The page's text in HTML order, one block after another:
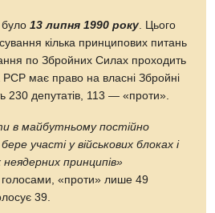
13 липня 1990 року . Цього
кілька принципових питань
по Збройних Силах проходить
РСР має право на власні Збройні
230 депутатів, 113 — «проти».
в майбутньому постійно
участі у військових блоках і
принципів»
голосами, «проти» лише 49
39.